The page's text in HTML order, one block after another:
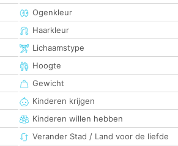
Ogenkleur
Haarkleur
Lichaamstype
Hoogte
Gewicht
Kinderen krijgen
Kinderen willen hebben
Verander Stad / Land voor de liefde